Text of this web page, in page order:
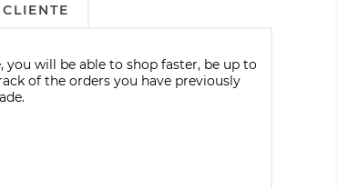
will be able to shop faster, be up to
of the orders you have previously